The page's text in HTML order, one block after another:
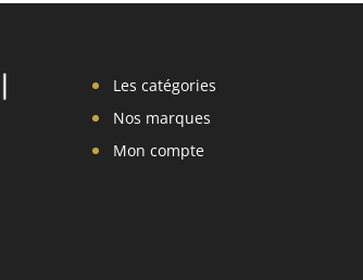
Les catégories
Nos marques
Mon compte